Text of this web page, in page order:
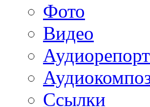
Фото
Видео
Ссылки